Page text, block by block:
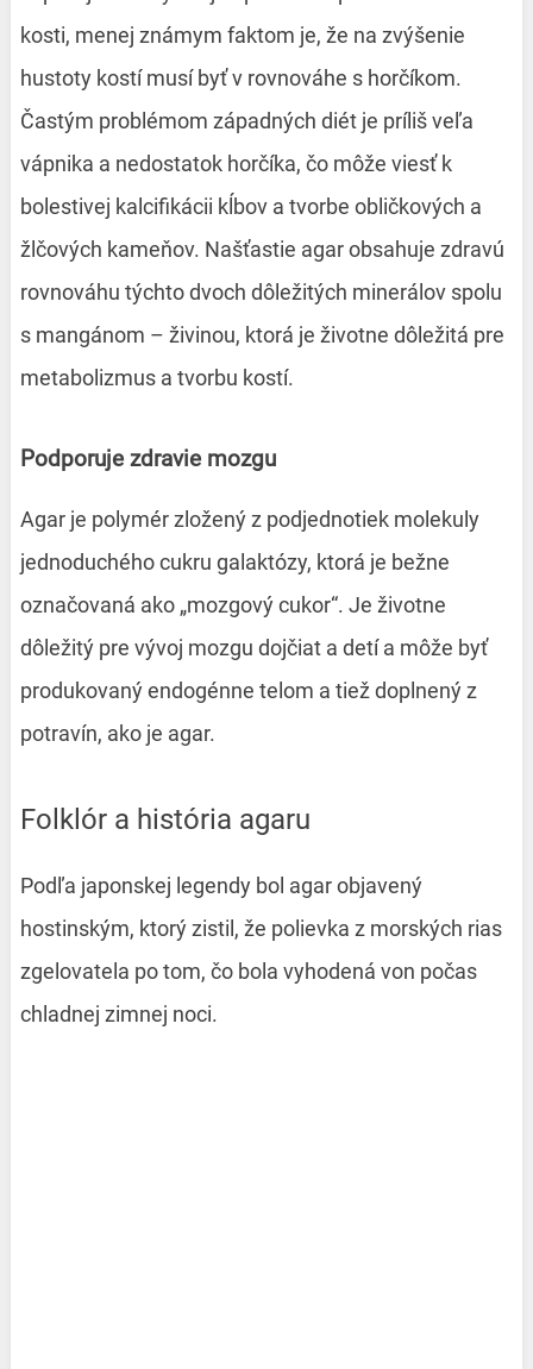
kosti, menej známym faktom je, že na zvýšenie
hustoty kostí musí byť v rovnováhe s horčíkom.
Častým problémom západných diét je príliš veľa
vápnika a nedostatok horčíka, čo môže viesť k
bolestivej kalcifikácii kĺbov a tvorbe obličkových a
žlčových kameňov. Našťastie agar obsahuje zdravú
rovnováhu týchto dvoch dôležitých minerálov spolu
s mangánom – živinou, ktorá je životne dôležitá pre
metabolizmus a tvorbu kostí.
Podporuje zdravie mozgu
Agar je polymér zložený z podjednotiek molekuly
jednoduchého cukru galaktózy, ktorá je bežne
označovaná ako „mozgový cukor“. Je životne
dôležitý pre vývoj mozgu dojčiat a detí a môže byť
produkovaný endogénne telom a tiež doplnený z
potravín, ako je agar.
Folklór a história agaru
Podľa japonskej legendy bol agar objavený
hostinským, ktorý zistil, že polievka z morských rias
zgelovatela po tom, čo bola vyhodená von počas
chladnej zimnej noci.